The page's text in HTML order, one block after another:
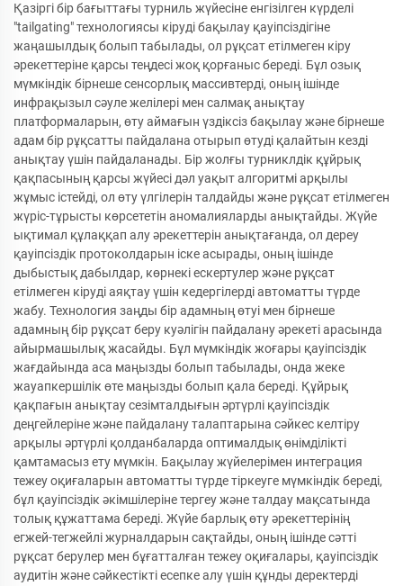
Қазіргі бір бағыттағы турниль жүйесіне енгізілген күрделі
"tailgating" технологиясы кіруді бақылау қауіпсіздігіне
жаңашылдық болып табылады, ол рұқсат етілмеген кіру
әрекеттеріне қарсы теңдесі жоқ қорғаныс береді. Бұл озық
мүмкіндік бірнеше сенсорлық массивтерді, оның ішінде
инфрақызыл сәуле желілері мен салмақ анықтау
платформаларын, өту аймағын үздіксіз бақылау және бірнеше
адам бір рұқсатты пайдалана отырып өтуді қалайтын кезді
анықтау үшін пайдаланады. Бір жолғы турниклдік құйрық
қақпасының қарсы жүйесі дәл уақыт алгоритмі арқылы
жұмыс істейді, ол өту үлгілерін талдайды және рұқсат етілмеген
жүріс-тұрысты көрсететін аномалияларды анықтайды. Жүйе
ықтимал құлаққап алу әрекеттерін анықтағанда, ол дереу
қауіпсіздік протоколдарын іске асырады, оның ішінде
дыбыстық дабылдар, көрнекі ескертулер және рұқсат
етілмеген кіруді аяқтау үшін кедергілерді автоматты түрде
жабу. Технология заңды бір адамның өтуі мен бірнеше
адамның бір рұқсат беру куәлігін пайдалану әрекеті арасында
айырмашылық жасайды. Бұл мүмкіндік жоғары қауіпсіздік
жағдайында аса маңызды болып табылады, онда жеке
жауапкершілік өте маңызды болып қала береді. Құйрық
қақпағын анықтау сезімталдығын әртүрлі қауіпсіздік
деңгейлеріне және пайдалану талаптарына сәйкес келтіру
арқылы әртүрлі қолданбаларда оптималдық өнімділікті
қамтамасыз ету мүмкін. Бақылау жүйелерімен интеграция
тежеу оқиғаларын автоматты түрде тіркеуге мүмкіндік береді,
бұл қауіпсіздік әкімшілеріне тергеу және талдау мақсатында
толық құжаттама береді. Жүйе барлық өту әрекеттерінің
егжей-тегжейлі журналдарын сақтайды, оның ішінде сәтті
рұқсат берулер мен бұғатталған тежеу оқиғалары, қауіпсіздік
аудитін және сәйкестікті есепке алу үшін құнды деректерді